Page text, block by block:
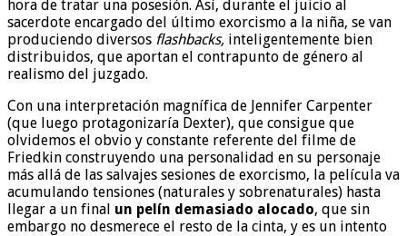
hora de tratar una posesión. Así, durante el juicio al
sacerdote encargado del último exorcismo a la niña, se van
produciendo diversos flashbacks, inteligentemente bien
distribuidos, que aportan el contrapunto de género al
realismo del juzgado.
Con una interpretación magnífica de Jennifer Carpenter
(que luego protagonizaría Dexter), que consigue que
olvidemos el obvio y constante referente del filme de
Friedkin construyendo una personalidad en su personaje
más allá de las salvajes sesiones de exorcismo, la película va
acumulando tensiones (naturales y sobrenaturales) hasta
llegar a un final un pelín demasiado alocado, que sin
embargo no desmerece el resto de la cinta, y es un intento